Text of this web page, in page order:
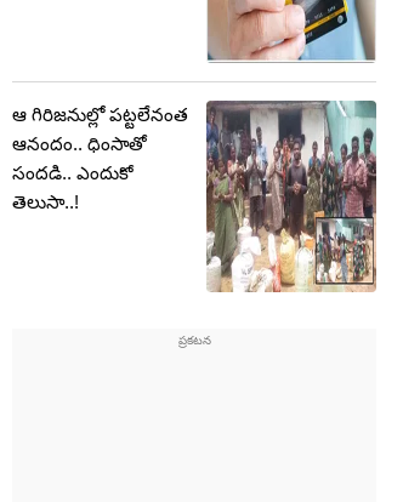
ఆ గిరిజనుల్లో పట్టలేనంత
ఆనందం.. ధింసాతో
సందడి.. ఎందుకో
తెలుసా..!